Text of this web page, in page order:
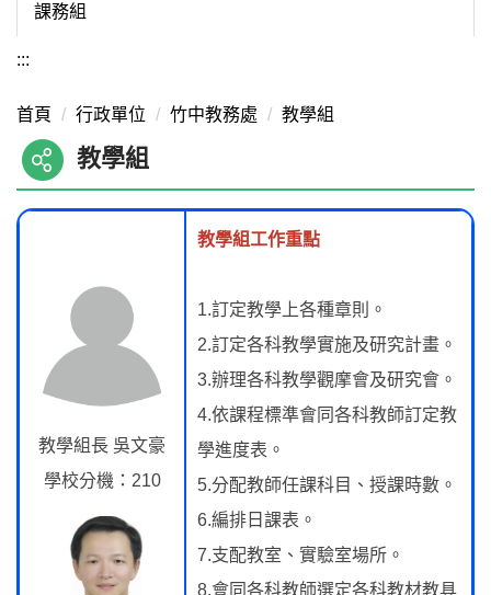
課務組
:::
首頁 行政單位 竹中教務處 教學組
教學組
教學組長 吳文豪
學校分機：210
教學組工作重點
1.訂定教學上各種章則。
2.訂定各科教學實施及研究計畫。
3.辦理各科教學觀摩會及研究會。
4.依課程標準會同各科教師訂定教
學進度表。
5.分配教師任課科目、授課時數。
6.編排日課表。
7.支配教室、實驗室場所。
8.會同各科教師選定各科教材教具